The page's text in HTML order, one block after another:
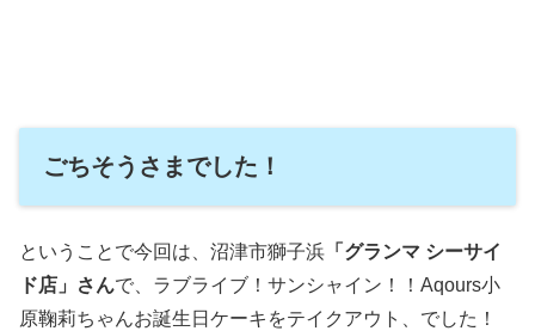
ごちそうさまでした！
ということで今回は、沼津市獅子浜 「グランマ シーサイ
ド店」さんで、ラブライブ！サンシャイン！！Aqours小
原鞠莉ちゃんお誕生日ケーキをテイクアウト、でした！